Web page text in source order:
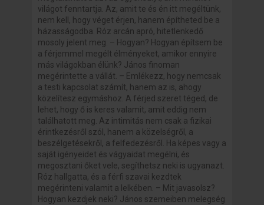
világot fenntartja. Az, amit te és én itt megéltünk,
nem kell, hogy véget érjen, hanem építheted be a
házasságodba. Róz arcán apró, hitetlenkedő
mosoly jelent meg. – Hogyan? Hogyan építsem be
a férjemmel megélt élményeket, amikor ennyire
más világokban élünk? János finoman
megérintette a vállát. – Emlékezz, hogy nemcsak
a testi kapcsolat számít, hanem az is, ahogy
közelítesz egymáshoz. A férjed szeret téged, de
lehet, hogy ő is keres valamit, amit eddig nem
találhatott meg. Az intimitás nem csak a fizikai
érintkezésről szól, hanem a közelségről, a
beszélgetésekről, a felfedezésről. Ha képes vagy a
saját igényeidet és vágyaidat megélni, és
megosztani őket vele, segíthetsz neki is ugyanazt.
Róz hallgatta, és a férfi szavai kezdtek
megérinteni valamit a lelkében. – Mit javasolsz?
Hogyan kezdjek neki? János szemeiben melegség